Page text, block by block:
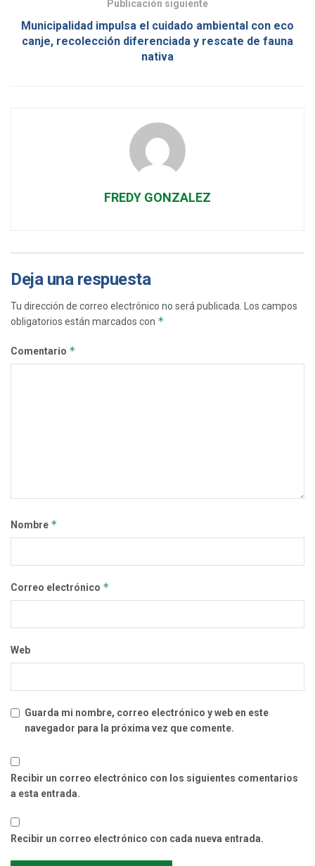
Publicación siguiente
Municipalidad impulsa el cuidado ambiental con eco
canje, recolección diferenciada y rescate de fauna
nativa
FREDY GONZALEZ
Deja una respuesta
Tu dirección de correo electrónico no será publicada.
Los campos
obligatorios están marcados con *
Comentario *
Nombre *
Correo electrónico *
Web
Guarda mi nombre, correo electrónico y web en este
navegador para la próxima vez que comente.
Recibir un correo electrónico con los siguientes comentarios
a esta entrada.
Recibir un correo electrónico con cada nueva entrada.